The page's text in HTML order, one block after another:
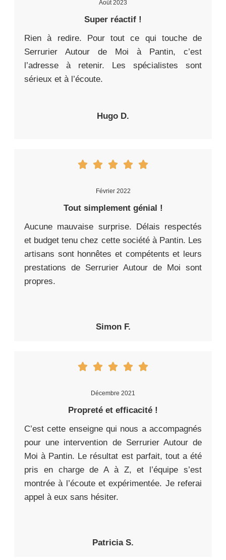
Août 2023
Super réactif !
Rien à redire. Pour tout ce qui touche de
Serrurier Autour de Moi à Pantin, c’est
l’adresse à retenir. Les spécialistes sont
sérieux et à l’écoute.
Hugo D.
Février 2022
Tout simplement génial !
Aucune mauvaise surprise. Délais respectés
et budget tenu chez cette société à Pantin. Les
artisans sont honnêtes et compétents et leurs
prestations de Serrurier Autour de Moi sont
propres.
Simon F.
Décembre 2021
Propreté et efficacité !
C’est cette enseigne qui nous a accompagnés
pour une intervention de Serrurier Autour de
Moi à Pantin. Le résultat est parfait, tout a été
pris en charge de A à Z, et l’équipe s’est
montrée à l’écoute et expérimentée. Je referai
appel à eux sans hésiter.
Patricia S.